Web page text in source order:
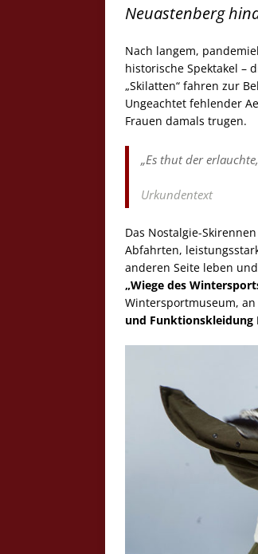
Neuastenberg
Nach langem,
historische Spektakel –
„Skilatten“ fahren zur
Ungeachtet fehlender
Frauen damals trugen.
„Es thut der
Urkundentext
Das Nostalgie-
Abfahrten,
anderen Seite leben
„Wiege des
Wintersportmuseum,
und Funktionskleidung